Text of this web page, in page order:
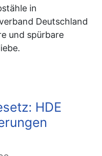
in
Deutschland
und spürbare
HDE